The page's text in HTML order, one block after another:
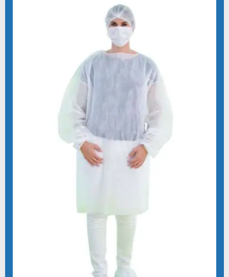
FABRICA DE AVENTAIS DESCARTAVEIS
FABRICA DE ROUPAS DESCARTAVEIS
FABRICANTE DE AVENTAL HOSPITALAR DESCARTAVEL
FABRICANTE DE DESCARTÁVEIS EM TNT
FABRICANTE DE LENÇOL DESCARTAVEL TNT
FABRICANTE DE PRODUTOS CIRÚRGICOS DESCARTÁVEIS
FABRICANTE DE PRODUTOS HOSPITALARES ESTÉREIS
FORNECEDOR DE AVENTAL DESCARTAVEL
FORNECEDORES DE AVENTAIS DESCARTAVEIS EM SP
FORNECEDORES DE AVENTAL HOSPITALAR DESCARTÁVEL